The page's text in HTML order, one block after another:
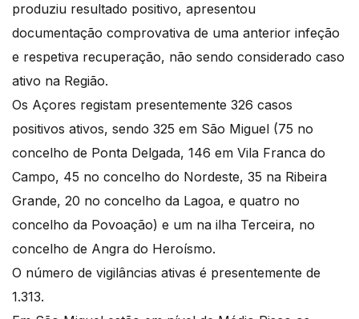
produziu resultado positivo, apresentou
documentação comprovativa de uma anterior infeção
e respetiva recuperação, não sendo considerado caso
ativo na Região.
Os Açores registam presentemente 326 casos
positivos ativos, sendo 325 em São Miguel (75 no
concelho de Ponta Delgada, 146 em Vila Franca do
Campo, 45 no concelho do Nordeste, 35 na Ribeira
Grande, 20 no concelho da Lagoa, e quatro no
concelho da Povoação) e um na ilha Terceira, no
concelho de Angra do Heroísmo.
O número de vigilâncias ativas é presentemente de
1.313.